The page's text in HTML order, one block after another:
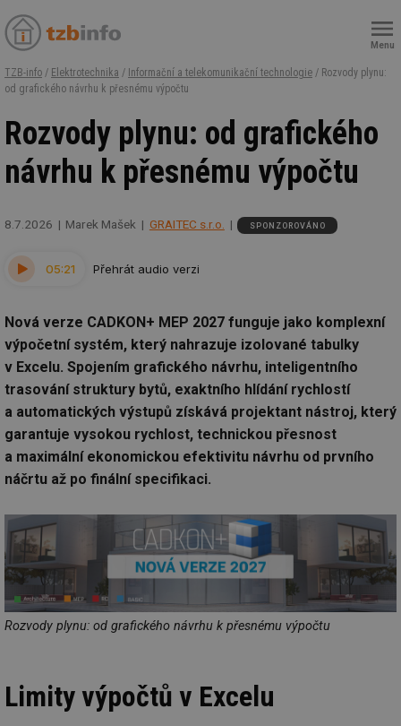
Menu
TZB-info / Elektrotechnika / Informační a telekomunikační technologie / Rozvody plynu:
od grafického návrhu k přesnému výpočtu
Rozvody plynu: od grafického
návrhu k přesnému výpočtu
8.7.2026 Marek Mašek GRAITEC s.r.o. SPONZOROVÁNO
05:21 Přehrát audio verzi
Nová verze CADKON+ MEP 2027 funguje jako komplexní
výpočetní systém, který nahrazuje izolované tabulky
v Excelu. Spojením grafického návrhu, inteligentního
trasování struktury bytů, exaktního hlídání rychlostí
a automatických výstupů získává projektant nástroj, který
garantuje vysokou rychlost, technickou přesnost
a maximální ekonomickou efektivitu návrhu od prvního
náčrtu až po finální specifikaci.
Rozvody plynu: od grafického návrhu k přesnému výpočtu
Limity výpočtů v Excelu